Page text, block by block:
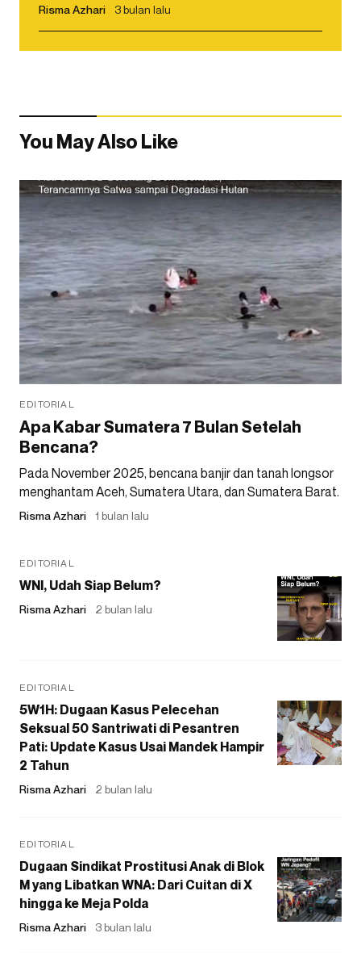
Risma Azhari 3 bulan lalu
You May Also Like
EDITORIAL
Apa Kabar Sumatera 7 Bulan Setelah
Bencana?
Pada November 2025, bencana banjir dan tanah longsor
menghantam Aceh, Sumatera Utara, dan Sumatera Barat.
Risma Azhari 1 bulan lalu
EDITORIAL
WNI, Udah Siap Belum?
Risma Azhari 2 bulan lalu
EDITORIAL
5W1H: Dugaan Kasus Pelecehan
Seksual 50 Santriwati di Pesantren
Pati: Update Kasus Usai Mandek Hampir
2 Tahun
Risma Azhari 2 bulan lalu
EDITORIAL
Dugaan Sindikat Prostitusi Anak di Blok
M yang Libatkan WNA: Dari Cuitan di X
hingga ke Meja Polda
Risma Azhari 3 bulan lalu